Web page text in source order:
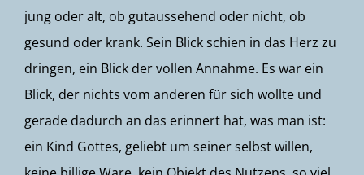
jung oder alt, ob gutaussehend oder nicht, ob
gesund oder krank. Sein Blick schien in das Herz zu
dringen, ein Blick der vollen Annahme. Es war ein
Blick, der nichts vom anderen für sich wollte und
gerade dadurch an das erinnert hat, was man ist:
ein Kind Gottes, geliebt um seiner selbst willen,